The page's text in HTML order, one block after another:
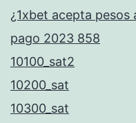
¿1xbet acepta
pago 2023 858
10100_sat2
10200_sat
10300_sat